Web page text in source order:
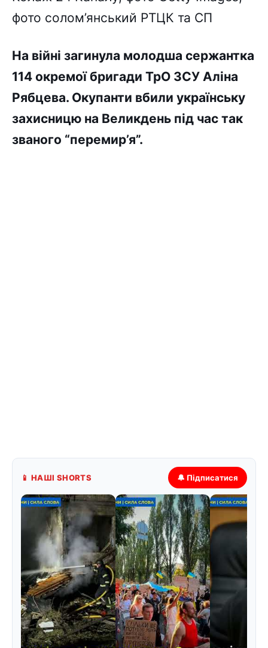
фото солом’янський РТЦК та СП
На війні загинула молодша сержантка
114 окремої бригади ТрО ЗСУ Аліна
Рябцева. Окупанти вбили українську
захисницю на Великдень під час так
званого “перемир’я”.
📱 НАШІ SHORTS 🔔 Підписатися